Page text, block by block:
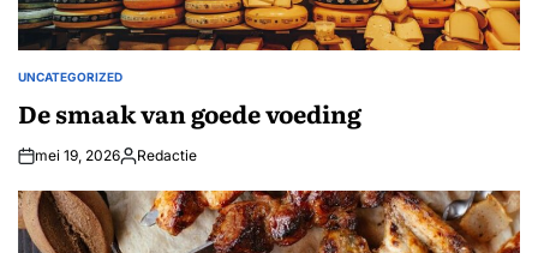
GEPLAATST
UNCATEGORIZED
De smaak van goede voeding
mei 19, 2026Geplaatst
Redactie